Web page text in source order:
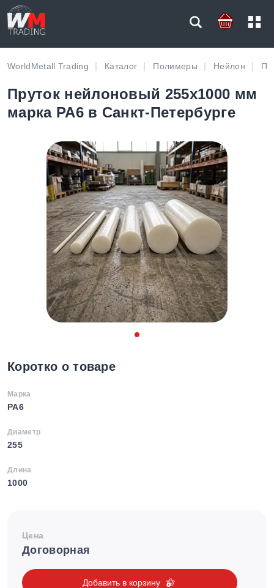
WorldMetall Trading Каталог Полимеры Нейлон
Пруток нейлоновый 255х1000 мм
марка PA6 в Санкт-Петербурге
Коротко о товаре
Марка
PA6
Диаметр
255
Длина
1000
Цена
Договорная
Добавить в корзину